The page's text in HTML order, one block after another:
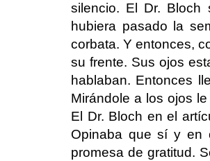
silencio. El Dr.
hubiera pasado la
corbata. Y entonces,
su frente. Sus ojos
hablaban. Entonces
Mirándole a los ojos
El Dr. Bloch en el
Opinaba que sí y en
promesa de gratitud.